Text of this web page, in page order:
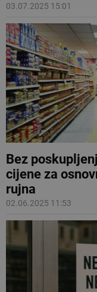
03.07.2025 15:01
Bez
cijene za
rujna
02.06.2025 11:53